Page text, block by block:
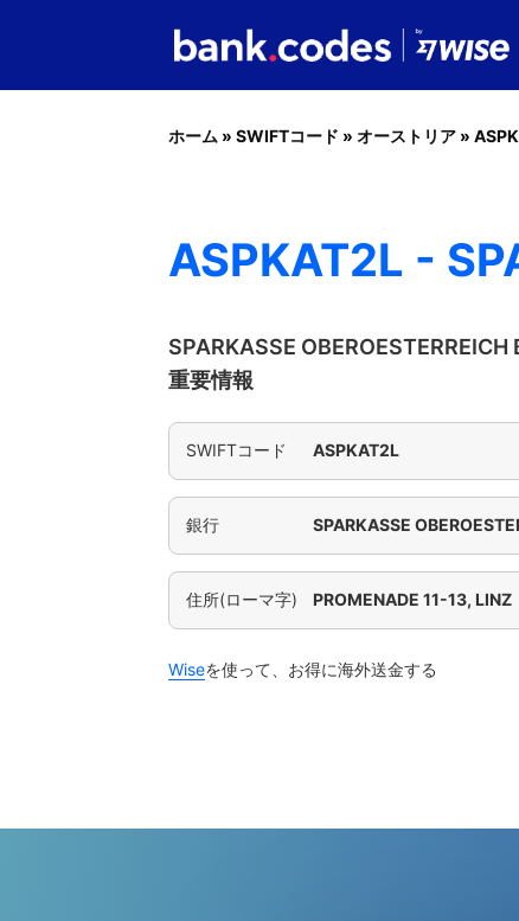
ホーム » SWIFTコード » オーストリア »
ASPKAT2L -
SPARKASSE
重要情報
SWIFTコード ASPKAT2L
銀行 SPARKASSE
住所(ローマ字) PROMENADE 11-13, LINZ
Wiseを使って、お得に海外送金する